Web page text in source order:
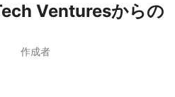
Venturesからの
作成者